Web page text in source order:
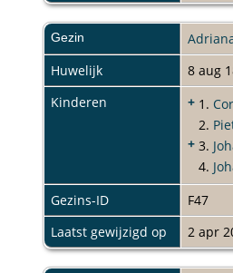
Gezin
Huwelijk
8 aug
Kinderen
+ 1.
2.
+ 3.
4.
Gezins-ID
F47
Laatst gewijzigd op
2 apr